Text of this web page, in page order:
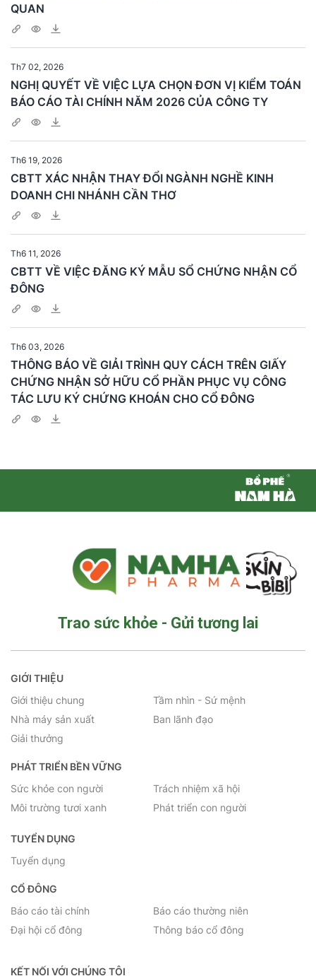
QUAN
Th7 02, 2026
NGHỊ QUYẾT VỀ VIỆC LỰA CHỌN ĐƠN VỊ KIỂM TOÁN
BÁO CÁO TÀI CHÍNH NĂM 2026 CỦA CÔNG TY
Th6 19, 2026
CBTT XÁC NHẬN THAY ĐỔI NGÀNH NGHỀ KINH
DOANH CHI NHÁNH CẦN THƠ
Th6 11, 2026
CBTT VỀ VIỆC ĐĂNG KÝ MẪU SỔ CHỨNG NHẬN CỔ
ĐÔNG
Th6 03, 2026
THÔNG BÁO VỀ GIẢI TRÌNH QUY CÁCH TRÊN GIẤY
CHỨNG NHẬN SỞ HỮU CỔ PHẦN PHỤC VỤ CÔNG
TÁC LƯU KÝ CHỨNG KHOÁN CHO CỔ ĐÔNG
Trao sức khỏe - Gửi tương lai
KẾT NỐI VỚI CHÚNG TÔI
GIỚI THIỆU
Giới thiệu chung
Tầm nhìn - Sứ mệnh
Nhà máy sản xuất
Ban lãnh đạo
Giải thưởng
PHÁT TRIỂN BỀN VỮNG
Sức khỏe con người
Trách nhiệm xã hội
Môi trường tươi xanh
Phát triển con người
TUYỂN DỤNG
Tuyển dụng
CỔ ĐÔNG
Báo cáo tài chính
Báo cáo thường niên
Đại hội cổ đông
Thông báo cổ đông